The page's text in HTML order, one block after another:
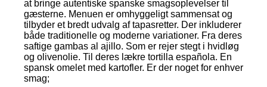
at bringe autentiske spanske smagsoplevelser til
gæsterne. Menuen er omhyggeligt sammensat og
tilbyder et bredt udvalg af tapasretter. Der inkluderer
både traditionelle og moderne variationer. Fra deres
saftige gambas al ajillo. Som er rejer stegt i hvidløg
og olivenolie. Til deres lækre tortilla española. En
spansk omelet med kartofler. Er der noget for enhver
smag;